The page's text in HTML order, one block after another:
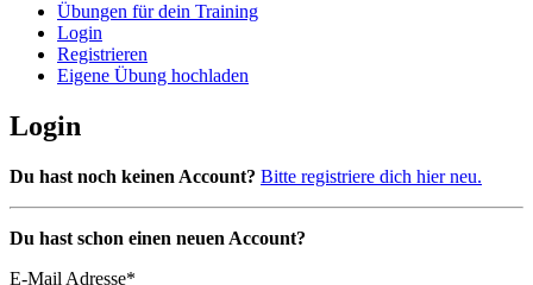
Übungen für dein Training
Login
Registrieren
Eigene Übung hochladen
Login
Du hast noch keinen Account? Bitte registriere dich hier neu.
Du hast schon einen neuen Account?
E-Mail Adresse*